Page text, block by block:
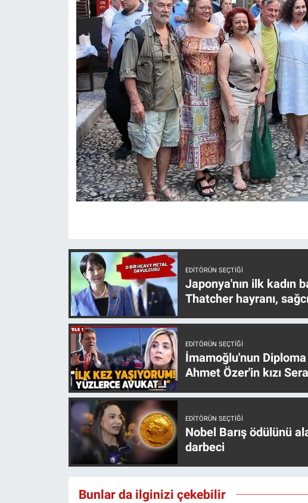
EDITÖRÜN SEÇTIĞI
Japonya'nın ilk kadın
Thatcher hayranı,
EDITÖRÜN SEÇTIĞI
İmamoğlu'nun
Ahmet Özer'in kızı
EDITÖRÜN SEÇTIĞI
Nobel Barış ödülünü
darbeci
Bunlar da ilginizi çekebilir
Yerel Gündem
Yerel Yaşam
Canlı Yayın